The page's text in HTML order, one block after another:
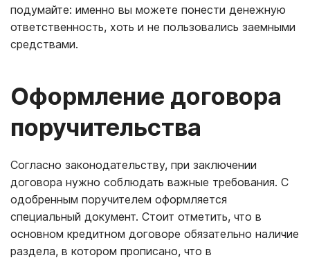
подумайте: именно вы можете понести денежную
ответственность, хоть и не пользовались заемными
средствами.
Оформление договора
поручительства
Согласно законодательству, при заключении
договора нужно соблюдать важные требования. С
одобренным поручителем оформляется
специальный документ. Стоит отметить, что в
основном кредитном договоре обязательно наличие
раздела, в котором прописано, что в